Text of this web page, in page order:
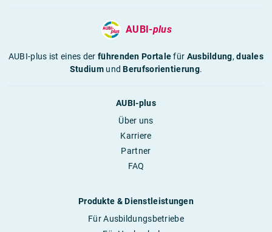
AUBI-plus
AUBI-plus ist eines derführenden Portalefür Ausbildung,duales
StudiumundBerufsorientierung.
AUBI-plus
Über uns
Karriere
Partner
FAQ
Produkte & Dienstleistungen
Für Ausbildungsbetriebe